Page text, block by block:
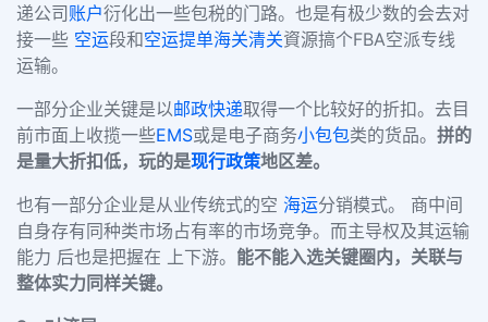
递公司 账户衍化出一些包税的门路。也是有极少数的会去对
接一些 空运段和空运提单海关清关資源搞个FBA空派专线
运输。
一部分企业关键是以邮政快递取得一个比较好的折扣。去目
前市面上收揽一些EMS或是电子商务小包包类的货品。 拼的
是量大折扣低，玩的是现行政策地区差。
也有一部分企业是从业传统式的空 海运分销模式。 商中间
自身存有同种类市场占有率的市场竞争。而主导权及其运输
能力 后也是把握在 上下游。 能不能入选关键圈内，关联与
整体实力同样关键。